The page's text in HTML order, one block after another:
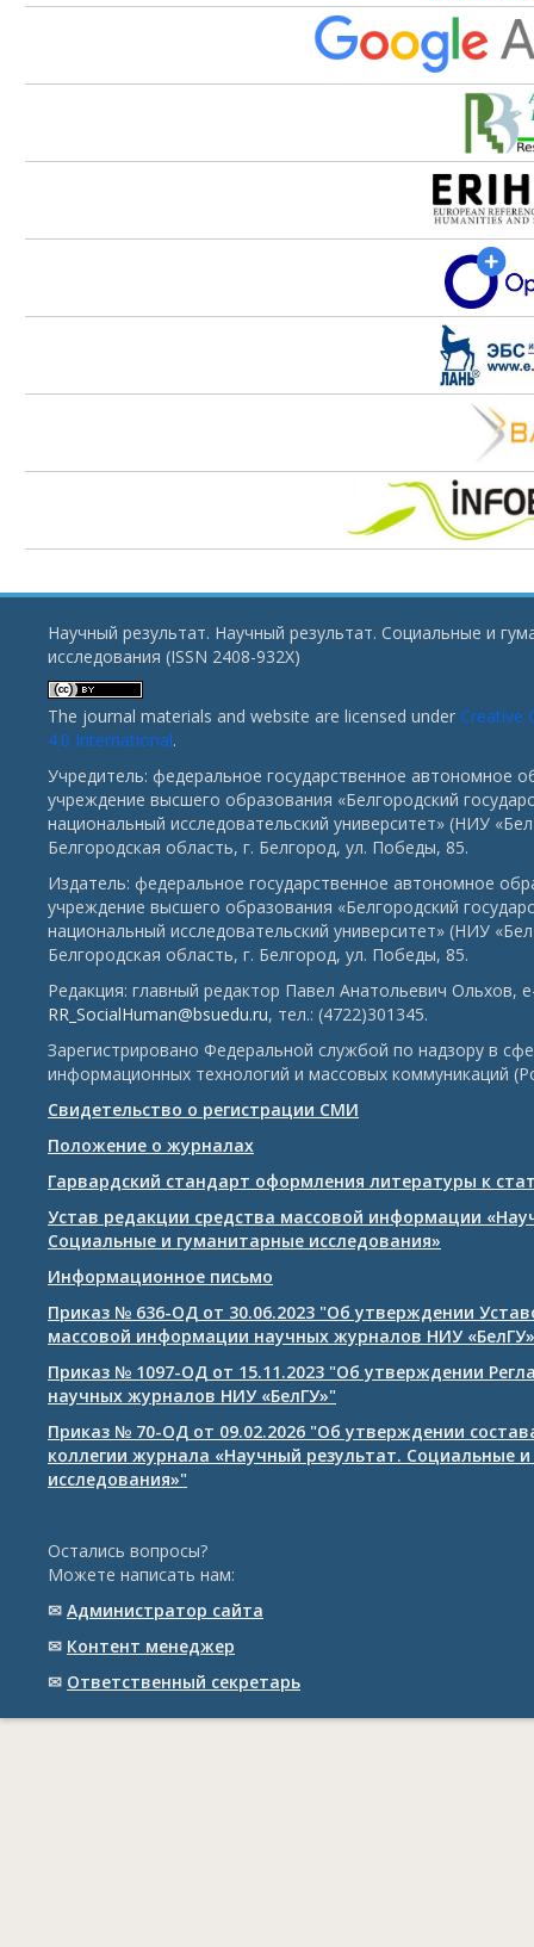
Научный результат. Научный результат. Социальные и
исследования (ISSN 2408-932X)
The journal materials and website are licensed under Creative
4.0 International.
Учредитель: федеральное государственное автономное
учреждение высшего образования «Белгородский
национальный исследовательский университет» (НИУ
Белгородская область, г. Белгород, ул. Победы, 85.
Издатель: федеральное государственное автономное
учреждение высшего образования «Белгородский
национальный исследовательский университет» (НИУ
Белгородская область, г. Белгород, ул. Победы, 85.
Редакция: главный редактор Павел Анатольевич Ольхов,
RR_SocialHuman@bsuedu.ru, тел.: (4722)301345.
Зарегистрировано Федеральной службой по надзору в
информационных технологий и массовых коммуникаций
Свидетельство о регистрации СМИ
Положение о журналах
Гарвардский стандарт оформления литературы к
Устав редакции средства массовой информации
Социальные и гуманитарные исследования»
Информационное письмо
Приказ № 636-ОД от 30.06.2023 "Об утверждении
массовой информации научных журналов НИУ «БелГУ»
Приказ № 1097-ОД от 15.11.2023 "Об утверждении
научных журналов НИУ «БелГУ»"
Приказ № 70-ОД от 09.02.2026 "Об утверждении
коллегии журнала «Научный результат. Социальные
исследования»"
Остались вопросы?
Можете написать нам:
✉ Администратор сайта
✉ Контент менеджер
✉ Ответственный cекретарь